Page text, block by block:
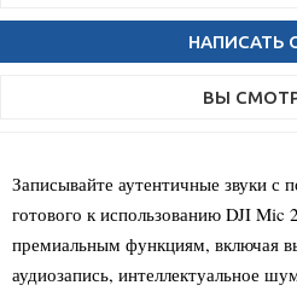
НАПИСАТЬ
ВЫ
Записывайте аутентичные звуки с
готового к использованию DJI Mic
премиальным функциям, включая
аудиозапись, интеллектуальное